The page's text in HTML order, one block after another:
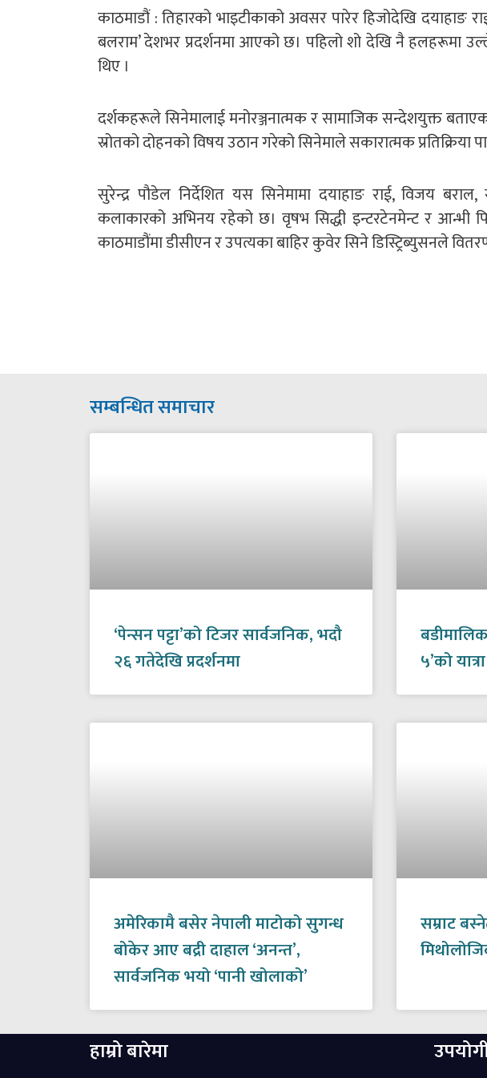
काठमाडौं : तिहारको भाइटीकाको अवसर पारेर हिजोदेखि दयाहाङ
बलराम’ देशभर प्रदर्शनमा आएको छ। पहिलो शो देखि नै हलहरूमा
थिए ।
दर्शकहरूले सिनेमालाई मनोरञ्जनात्मक र सामाजिक सन्देशयुक्त
स्रोतको दोहनको विषय उठान गरेको सिनेमाले सकारात्मक प्रतिक्रिया
सुरेन्द्र पौडेल निर्देशित यस सिनेमामा दयाहाङ राई, विजय
कलाकारको अभिनय रहेको छ। वृषभ सिद्धी इन्टरटेनमेन्ट र आन्भी
काठमाडौंमा डीसीएन र उपत्यका बाहिर कुवेर सिने डिस्ट्रिब्युसनले
सम्बन्धित समाचार
‘पेन्सन पट्टा’को टिजर सार्वजनिक, भदौ
२६ गतेदेखि प्रदर्शनमा
५’को यात्रा
अमेरिकामै बसेर नेपाली माटोको सुगन्ध
बोकेर आए बद्री दाहाल ‘अनन्त’,
सार्वजनिक भयो ‘पानी खोलाको’
सम्राट
हाम्रो बारेमा